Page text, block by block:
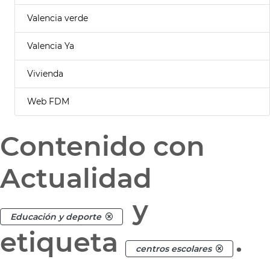
Valencia verde
Valencia Ya
Vivienda
Web FDM
Contenido con
Actualidad
Educación y deporte
y
etiqueta
centros escolares .